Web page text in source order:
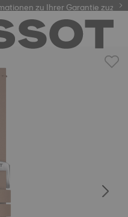
zu Ihrer Garantie